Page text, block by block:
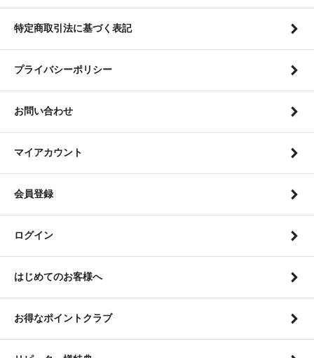
特定商取引法に基づく表記
プライバシーポリシー
お問い合わせ
マイアカウント
会員登録
ログイン
はじめてのお客様へ
お得なポイントクラブ